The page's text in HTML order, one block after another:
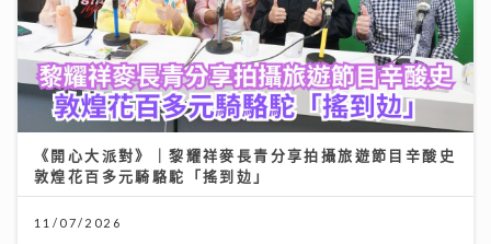
《開心大派對》｜黎耀祥麥長青分享拍攝旅遊節目辛酸史
敦煌花百多元騎駱駝「搖到攰」
11/07/2026